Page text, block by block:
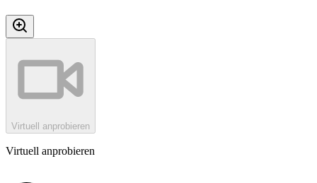
Virtuell anprobieren
Virtuell anprobieren